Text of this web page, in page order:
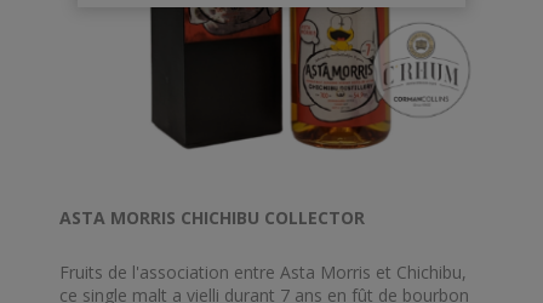
ASTA MORRIS CHICHIBU COLLECTOR
Fruits de l'association entre Asta Morris et Chichibu,
ce single malt a vielli durant 7 ans en fût de bourbon